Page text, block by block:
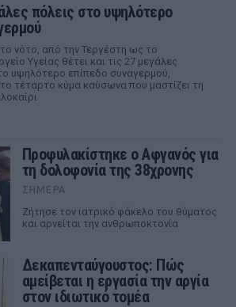
πόλεις στο υψηλότερο
νότο, από την Τεργέστη ως το
Υγείας θέτει και τις 27 μεγάλες
υψηλότερο επίπεδο συναγερμού,
τέταρτο κύμα καύσωνα που μαστίζει τη
Προφυλακίστηκε ο Αφγανός για
τη δολοφονία της 38χρονης
ΣΉΜΕΡΑ
Ζήτησε τον ιατρικό φάκελο του θύματος
και αρνείται την ανθρωποκτονία
Δεκαπενταύγουστος: Πώς
αμείβεται η εργασία την αργία
στον ιδιωτικό τομέα